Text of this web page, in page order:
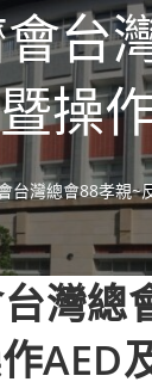
台
操
台灣總會88孝親~
灣總
AED